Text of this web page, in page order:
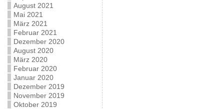
August 2021
Mai 2021
März 2021
Februar 2021
Dezember 2020
August 2020
März 2020
Februar 2020
Januar 2020
Dezember 2019
November 2019
Oktober 2019